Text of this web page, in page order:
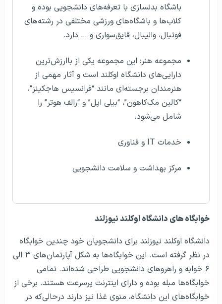
باشگاه بدنسازی با تعرفه‎‌های دانشجویی بوده و
کلاب‌ها و باشگاه‌های ورزشی مختلفی در رشته‌های
فوتبال، والیبال، قایق‌سواری و … دارد.
مجموعه هنر: این مجموعه یکی از باارزش‌ترین
دارایی‌های دانشگاه اوکلند است و آثار مهمی از
هنرمندان برجسته‌ای مانند “فرانسیس هاجکینز”،
“کالین مک‌کاهون”، “بیلی اپل” و “رالف هوتر” را
شامل می‌شود.
خدمات IT و فناوری
مرکز بهداشت و سلامت دانشجویی
خوابگاه های دانشگاه اوکلند نیوزلند
دانشگاه اوکلند نیوزلند برای دانشجویان خود چندین خوابگاه
در نظر گرفته است. این خوابگاه‌ها به شکل آپارتمان‌های ۳ الی
۶ خوابه و راهروهای دانشجویی طراحی شده‌اند. تمامی
خوابگاه‌‌ها مبله بوده و دارای اینترنت پرسرعت هستند. برخی از
خوابگاه‌های این دانشگاه، منوی غذا نیز دارند درحالی‌که در